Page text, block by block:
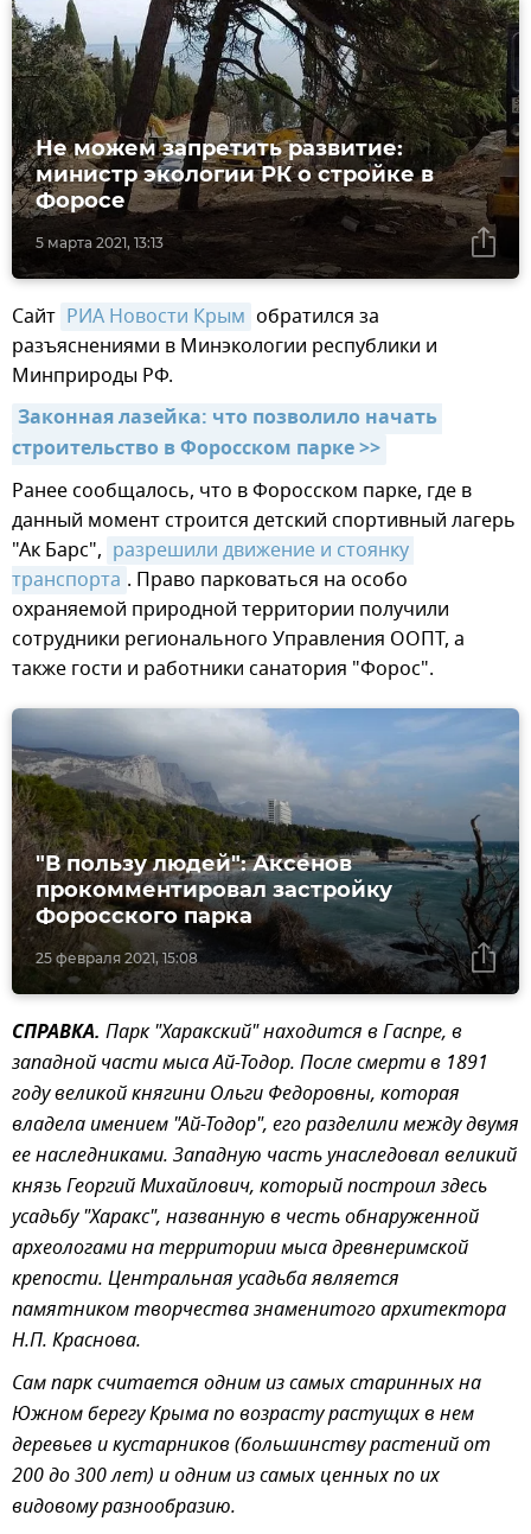
5 марта 2021, 13:13
Не можем запретить развитие:
министр экологии РК о стройке в
Форосе
Сайт РИА Новости Крым обратился за
разъяснениями в Минэкологии республики и
Минприроды РФ.
Законная лазейка: что позволило начать
строительство в Форосском парке >>
Ранее сообщалось, что в Форосском парке, где в
данный момент строится детский спортивный лагерь
"Ак Барс", разрешили движение и стоянку
транспорта . Право парковаться на особо
охраняемой природной территории получили
сотрудники регионального Управления ООПТ, а
также гости и работники санатория "Форос".
25 февраля 2021, 15:08
"В пользу людей": Аксенов
прокомментировал застройку
Форосского парка
СПРАВКА. Парк "Харакский" находится в Гаспре, в
западной части мыса Ай-Тодор. После смерти в 1891
году великой княгини Ольги Федоровны, которая
владела имением "Ай-Тодор", его разделили между двумя
ее наследниками. Западную часть унаследовал великий
князь Георгий Михайлович, который построил здесь
усадьбу "Харакс", названную в честь обнаруженной
археологами на территории мыса древнеримской
крепости. Центральная усадьба является
памятником творчества знаменитого архитектора
Н.П. Краснова.
Сам парк считается одним из самых старинных на
Южном берегу Крыма по возрасту растущих в нем
деревьев и кустарников (большинству растений от
200 до 300 лет) и одним из самых ценных по их
видовому разнообразию.